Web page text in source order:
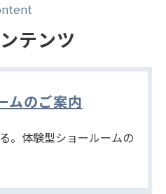
テンツ
ムのご案内
。体験型ショールームの